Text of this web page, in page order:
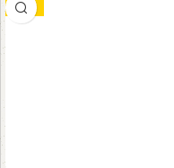
-9%